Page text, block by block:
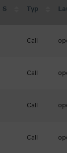
S Typ
Call
Call
Call
Call